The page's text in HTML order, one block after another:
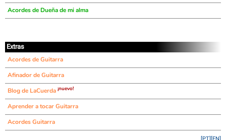
Acordes de Dueña de mi alma
Extras
Acordes de Guitarra
Afinador de Guitarra
Blog de LaCuerda ¡nuevo!
Aprender a tocar Guitarra
Acordes Guitarra